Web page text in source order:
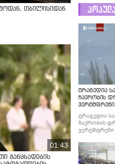
თბილისიდან
01:43
განცხადების
ტრაგედია
ჩაქრობის
ვერტმფრენი
ტრაგედია
ჩაქრობის
ვერტმფრენი